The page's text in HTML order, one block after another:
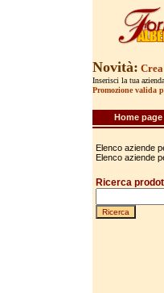
Novità:
Inserisci la tua
Promozione valida
Home page
Elenco aziende
Elenco aziende
Ricerca